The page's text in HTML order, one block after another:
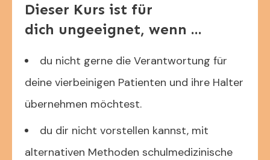
Dieser Kurs ist für
dich ungeeignet, wenn ...
du nicht gerne die Verantwortung für
deine vierbeinigen Patienten und ihre Halter
übernehmen möchtest.
du dir nicht vorstellen kannst, mit
alternativen Methoden schulmedizinische